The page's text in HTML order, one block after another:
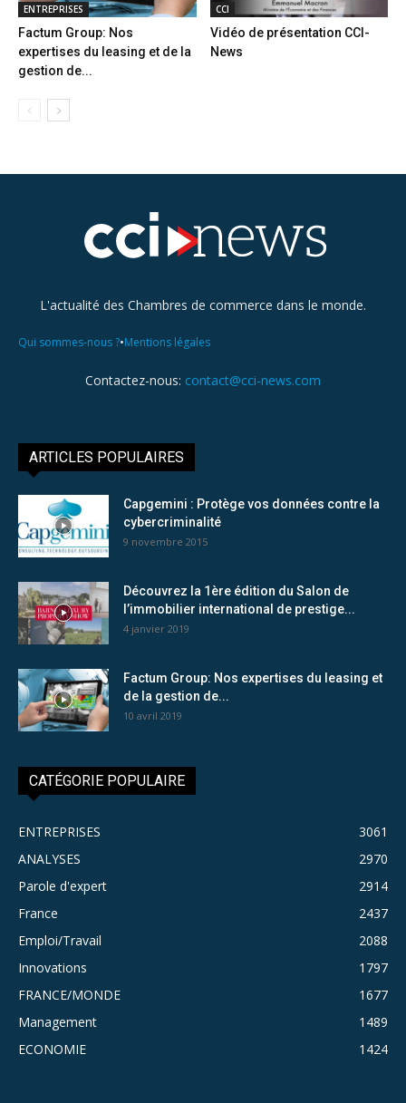
ENTREPRISES
Factum Group: Nos
expertises du leasing et de la
gestion de...
CCI
Vidéo de présentation CCI-
News
L'actualité des Chambres de commerce dans le monde.
Qui sommes-nous ?•Mentions légales
Contactez-nous: contact@cci-news.com
ARTICLES POPULAIRES
Capgemini : Protège vos données contre la
cybercriminalité
9 novembre 2015
Découvrez la 1ère édition du Salon de
l’immobilier international de prestige...
4 janvier 2019
Factum Group: Nos expertises du leasing et
de la gestion de...
10 avril 2019
CATÉGORIE POPULAIRE
ENTREPRISES
3061
ANALYSES
2970
Parole d'expert
2914
France
2437
Emploi/Travail
2088
Innovations
1797
FRANCE/MONDE
1677
Management
1489
ECONOMIE
1424